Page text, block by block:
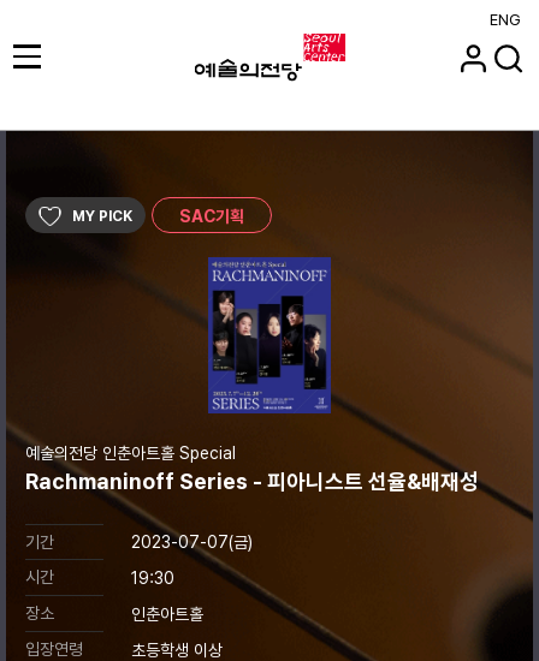
ENG
MY PICK SAC기획
예술의전당 인춘아트홀 Special
Rachmaninoff Series - 피아니스트 선율&배재성
기간
2023-07-07(금)
시간
19:30
장소
인춘아트홀
입장연령
초등학생 이상